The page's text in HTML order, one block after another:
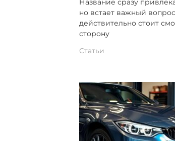
Название сразу
но встает важный
действительно стоит
сторону
Статьи